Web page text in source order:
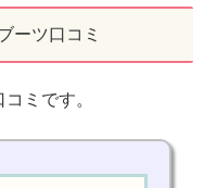
ーツ口コミ
ミです。